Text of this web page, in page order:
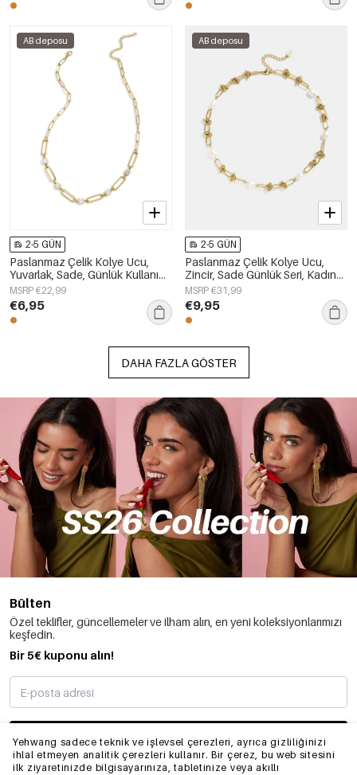
Yehwang sadece teknik ve işlevsel çerezleri, ayrıca gizliliğinizi
ihlal etmeyen analitik çerezleri kullanır. Bir çerez, bu web sitesini
ilk ziyaretinizde bilgisayarınıza, tabletinize veya akıllı
AB deposu
2-5 GÜN
Paslanmaz Çelik Kolye Ucu,
Yuvarlak, Sade, Günlük Kullanım
İçin, Kadın Takıları
MSRP €22,99
€6,95
AB deposu
2-5 GÜN
Paslanmaz Çelik Kolye Ucu,
Zincir, Sade Günlük Seri, Kadın
Takıları
MSRP €31,99
€9,95
DAHA FAZLA GÖSTER
Bülten
Özel teklifler, güncellemeler ve ilham alın, en yeni koleksiyonlarımızı
keşfedin.
Bir 5€ kuponu alın!
ABONE OLMAK